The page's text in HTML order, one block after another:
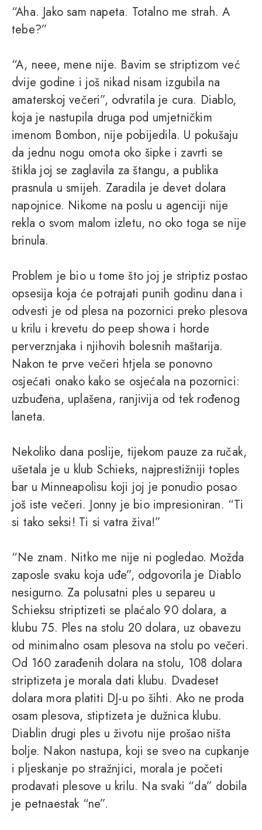
“Aha. Jako sam napeta. Totalno me strah. A
tebe?”
“A, neee, mene nije. Bavim se striptizom već
dvije godine i još nikad nisam izgubila na
amaterskoj večeri”, odvratila je cura. Diablo,
koja je nastupila druga pod umjetničkim
imenom Bombon, nije pobijedila. U pokušaju
da jednu nogu omota oko šipke i zavrti se
štikla joj se zaglavila za štangu, a publika
prasnula u smijeh. Zaradila je devet dolara
napojnice. Nikome na poslu u agenciji nije
rekla o svom malom izletu, no oko toga se nije
brinula.
Problem je bio u tome što joj je striptiz postao
opsesija koja će potrajati punih godinu dana i
odvesti je od plesa na pozornici preko plesova
u krilu i krevetu do peep showa i horde
perverznjaka i njihovih bolesnih maštarija.
Nakon te prve večeri htjela se ponovno
osjećati onako kako se osjećala na pozornici:
uzbuđena, uplašena, ranjivija od tek rođenog
laneta.
Nekoliko dana poslije, tijekom pauze za ručak,
ušetala je u klub Schieks, najprestižniji toples
bar u Minneapolisu koji joj je ponudio posao
još iste večeri. Jonny je bio impresioniran. “Ti
si tako seksi! Ti si vatra živa!”
“Ne znam. Nitko me nije ni pogledao. Možda
zaposle svaku koja uđe”, odgovorila je Diablo
nesigurno. Za polusatni ples u separeu u
Schieksu striptizeti se plaćalo 90 dolara, a
klubu 75. Ples na stolu 20 dolara, uz obavezu
od minimalno osam plesova na stolu po večeri.
Od 160 zarađenih dolara na stolu, 108 dolara
striptizeta je morala dati klubu. Dvadeset
dolara mora platiti DJ-u po šihti. Ako ne proda
osam plesova, stiptizeta je dužnica klubu.
Diablin drugi ples u životu nije prošao ništa
bolje. Nakon nastupa, koji se sveo na cupkanje
i pljeskanje po stražnjici, morala je početi
prodavati plesove u krilu. Na svaki “da” dobila
je petnaestak “ne”.